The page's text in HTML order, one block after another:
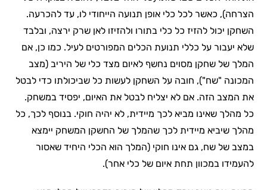
הצרחה), כאשר לכל כלי אופן תנועה הייחודי לו, עד להכרעה.
השחקן יכול להזיז כל כלי בתורו ולהזיזו לאן שרק ירצה, ובלבד
שלא יעבור על כללי תנועת הכלים המפורטים לעיל. כמו כן, אם
המלך של שחקן מסוים נחשף לאיום מצד כלי של היריב (מצב
המכונה "שח"), חובה על השחקן לעשות כל שביכולתו כדי לבטל
את המצב הזה. אם לא יצליח לבטל את האיום, יפסיד במשחק.
כל מהלך שאינו מביא לכך מיידית, לא יהיה חוקי. בנוסף לכך, כל
מהלך שיביא מיידית לכך שהמלך של החשקן המשחק יימצא
במצב של שח, גם אינו חוקי (המלך הוא הכלי היחיד שאסור
להעמידו במכוון תחת איום של כלי אחר).